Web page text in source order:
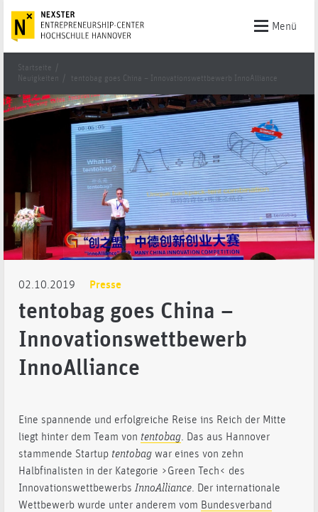
Menü
Startseite /
Neuigkeiten
/ tentobag goes China – Innovationswettbewerb InnoAlliance
02.10.2019 Presse
tentobag goes China –
Innovationswettbewerb
InnoAlliance
Eine spannende und erfolgreiche Reise ins Reich der Mitte
liegt hinter dem Team von tentobag. Das aus Hannover
stammende Startup tentobag war eines von zehn
Halbfinalisten in der Kategorie >Green Tech< des
Innovationswettbewerbs InnoAlliance. Der internationale
Wettbewerb wurde unter anderem vom Bundesverband